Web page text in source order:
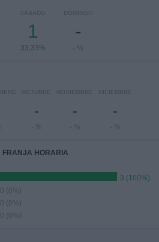
SÁBADO
1
33,33%
DOMINGO
-
- %
OCTUBRE
-
- %
NOVIEMBRE
-
- %
DICIEMBRE
-
- %
FRANJA HORARIA
3 (100%)
0 (0%)
0 (0%)
0 (0%)